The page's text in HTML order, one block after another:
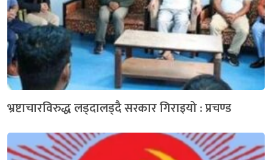
भ्रष्टाचारविरुद्ध लड्दालड्दै सरकार गिराइयो : प्रचण्ड